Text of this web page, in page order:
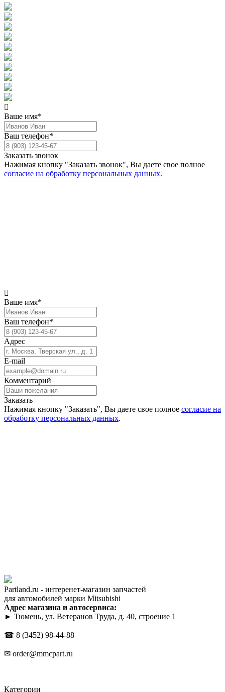
Ваше имя*
Ваш телефон*
Заказать звонок
Нажимая кнопку "Заказать звонок", Вы даете свое полное
согласие на обработку персональных данных.
Ваше имя*
Ваш телефон*
Адрес
E-mail
Комментарий
Заказать
Нажимая кнопку "Заказать", Вы даете свое полное согласие на
обработку персональных данных.
Partland.ru - интеренет-магазин запчастей
для автомобилей марки Mitsubishi
Адрес магазина и автосервиса:
► Тюмень, ул. Ветеранов Труда, д. 40, строение 1
☎ 8 (3452) 98-44-88
✉ order@mmcpart.ru
Категории